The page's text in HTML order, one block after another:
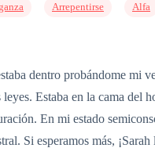
Arrepentirse Alfa
dentro probándome mi
Estaba en la cama del
En mi estado
Si esperamos más, ¡Sarah